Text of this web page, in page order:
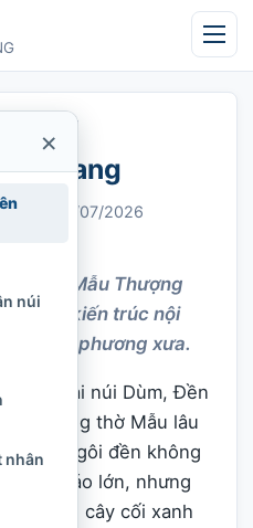
Quang
Quang
nhật: 21/07/2026
thờ Mẫu Thượng
núi, kiến trúc nội
tục địa phương xưa.
thuộc dải núi Dùm, Đền
ngưỡng thờ Mẫu lâu
Lô. Ngôi đền không
tôn giáo lớn, nhưng
cao ráo, cây cối xanh
×
núi
nhân